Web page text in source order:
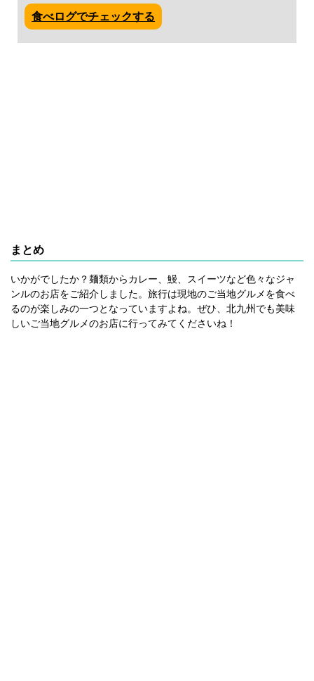
食べログでチェックする
まとめ
いかがでしたか？麺類からカレー、鰻、スイーツなど色々なジャ
ンルのお店をご紹介しました。旅行は現地のご当地グルメを食べ
るのが楽しみの一つとなっていますよね。ぜひ、北九州でも美味
しいご当地グルメのお店に行ってみてくださいね！